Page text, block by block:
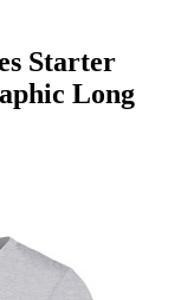
Starter
Long